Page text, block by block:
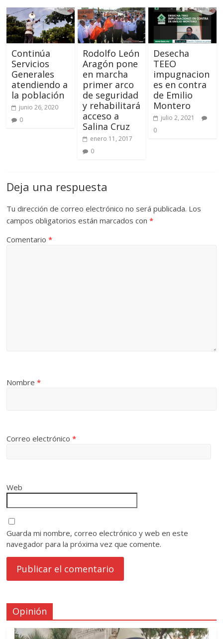
Continúa
Servicios
Generales
atendiendo a
la población
junio 26, 2020
0
Rodolfo León
Aragón pone
en marcha
primer arco
de seguridad
y rehabilitará
acceso a
Salina Cruz
enero 11, 2017
0
Desecha
TEEO
impugnacion
es en contra
de Emilio
Montero
julio 2, 2021
0
Deja una respuesta
Tu dirección de correo electrónico no será publicada. Los
campos obligatorios están marcados con*
Comentario*
Nombre*
Correo electrónico*
Web
Guarda mi nombre, correo electrónico y web en este
navegador para la próxima vez que comente.
Opinión